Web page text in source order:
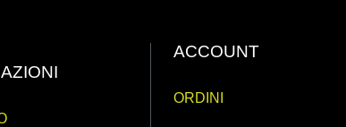
ACCOUNT
ORDINI